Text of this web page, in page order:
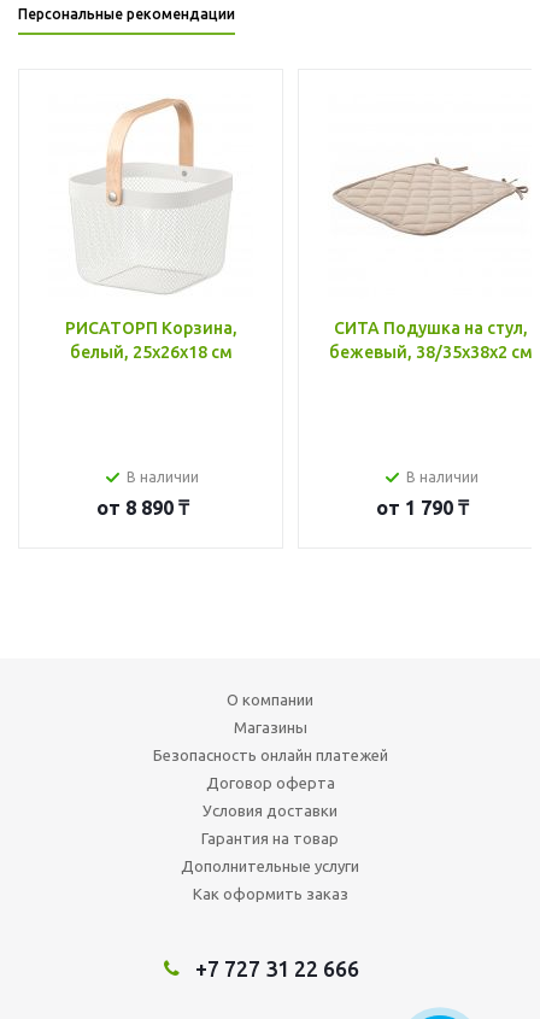
Персональные рекомендации
РИСАТОРП Корзина,
белый, 25x26x18 см
В наличии
от 8 890 ₸
СИТА Подушка на стул,
бежевый, 38/35x38x2 см
В наличии
от 1 790 ₸
О компании
Магазины
Безопасность онлайн платежей
Договор оферта
Условия доставки
Гарантия на товар
Дополнительные услуги
Как оформить заказ
+7 727 31 22 666